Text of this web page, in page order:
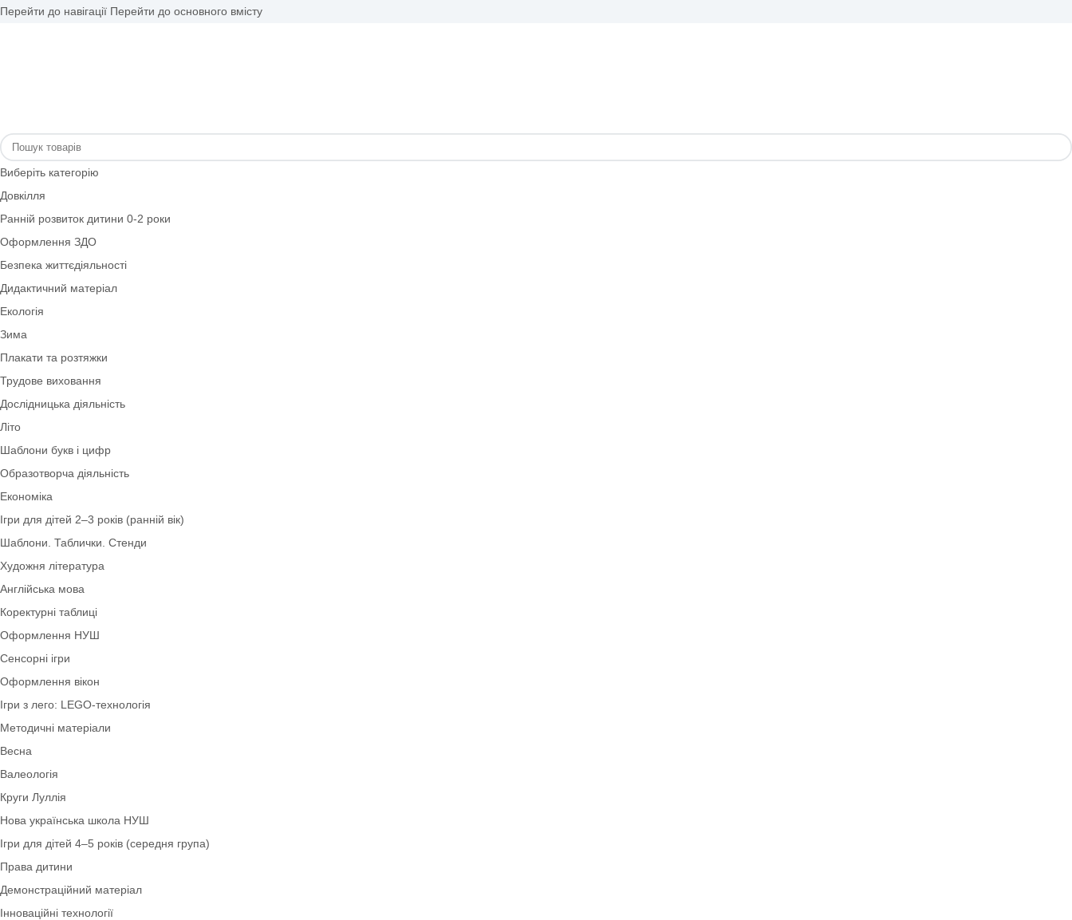
Перейти до навігаціїПерейти до основного вмісту
Виберіть категорію
Ранній розвиток дитини 0-2 роки
Оформлення ЗДО
Безпека життєдіяльності
Дидактичний матеріал
Плакати та розтяжки
Трудове виховання
Дослідницька діяльність
Літо
Шаблони букв і цифр
Економіка
Ігри для дітей 2–3 років (ранній вік)
Шаблони. Таблички. Стенди
Художня література
Коректурні таблиці
Оформлення НУШ
Сенсорні ігри
Оформлення вікон
Ігри з лего: LEGO-технологія
Весна
Валеологія